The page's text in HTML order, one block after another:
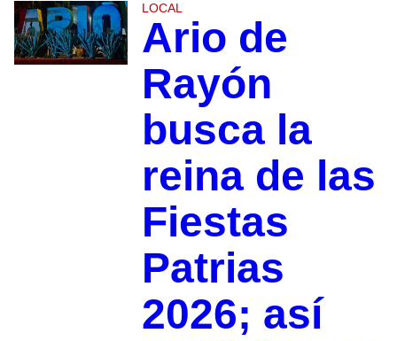
LOCAL
Ario de
Rayón
busca la
reina de las
Fiestas
Patrias
2026; así